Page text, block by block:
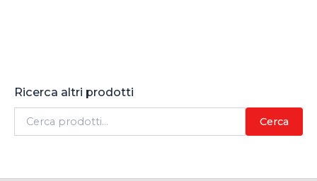
Ricerca altri prodotti
Cerca